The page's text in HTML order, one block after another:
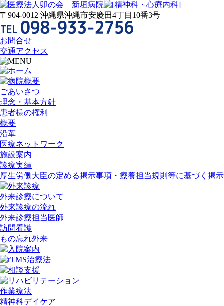
〒904-0012 沖縄県沖縄市安慶田4丁目10番3号
お問合せ
交通アクセス
ごあいさつ
理念・基本方針
患者様の権利
概要
沿革
医療ネットワーク
施設案内
診療実績
厚生労働大臣の定める掲示事項・療養担当規則等に基づく掲
外来診療について
外来診療の流れ
外来診療担当医師
訪問看護
もの忘れ外来
作業療法
精神科デイケア